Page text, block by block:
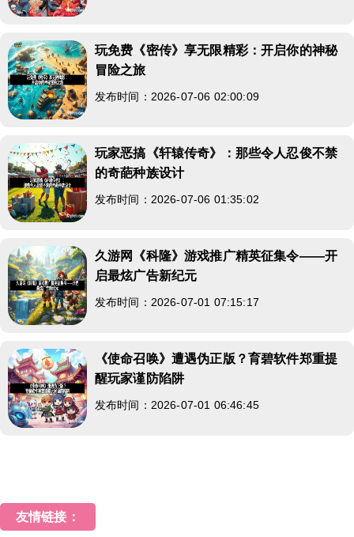
玩免费《密传》享无限精彩：开启你的神秘
冒险之旅
发布时间：2026-07-06 02:00:09
玩家恶搞《轩辕传奇》：那些令人忍俊不禁
的奇葩种族设计
发布时间：2026-07-06 01:35:02
久游网《科隆》游戏推广精英征集令——开
启最炫广告新纪元
发布时间：2026-07-01 07:15:17
《使命召唤》遭遇伪正版？育碧软件郑重提
醒玩家谨防陷阱
发布时间：2026-07-01 06:46:45
友情链接：